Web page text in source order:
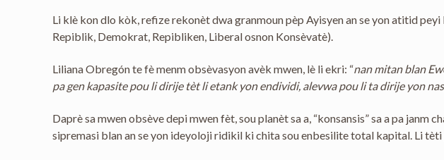
Li klè kon dlo kòk, refize rekonèt dwa granmoun pèp Ayisyen an se yon atitid
Repiblik, Demokrat, Repibliken, Liberal osnon Konsèvatè).
Liliana Obregón te fè menm obsèvasyon avèk mwen, lè li ekri: “nan mitan blan
pa gen kapasite pou li dirije tèt li etank yon endividi, alevwa pou li ta dirije yon
Daprè sa mwen obsève depi mwen fèt, sou planèt sa a, “konsansis” sa a pa
sipremasi blan an se yon ideyoloji ridikil ki chita sou enbesilite total kapital. Li tèti